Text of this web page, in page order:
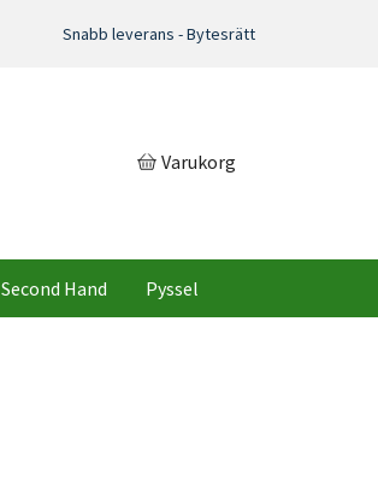
Snabb leverans - Bytesrätt
Varukorg
Second Hand Pyssel